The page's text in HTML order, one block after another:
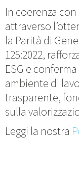
In coerenza
attraverso
la Parità di
125:2022,
ESG e
ambiente di
trasparente,
sulla
Leggi la nostra